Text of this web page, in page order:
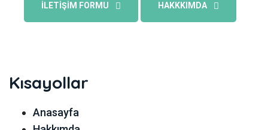
İLETIŞIM FORMU HAKKKIMDA
Kısayollar
Anasayfa